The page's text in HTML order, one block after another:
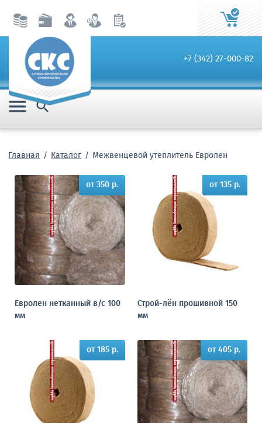
+7 (342) 27-000-82
 
Главная Каталог Межвенцевой утеплитель Евролен
от 350 р.
Евролен нетканный в/с 100
мм
от 135 р.
Строй-лён прошивной 150
мм
от 185 р. от 405 р.